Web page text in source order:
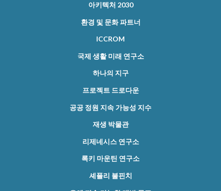
아키텍처 2030
환경 및 문화 파트너
ICCROM
국제 생활 미래 연구소
하나의 지구
프로젝트 드로다운
공공 정원 지속 가능성 지수
재생 박물관
리제네시스 연구소
록키 마운틴 연구소
셰플리 불핀치